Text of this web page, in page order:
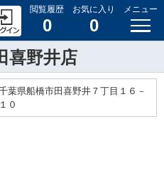
閲覧履歴
0
お気に入り
0
メニュー
喜野井店
葉県船橋市田喜野井７丁目１６－
１０